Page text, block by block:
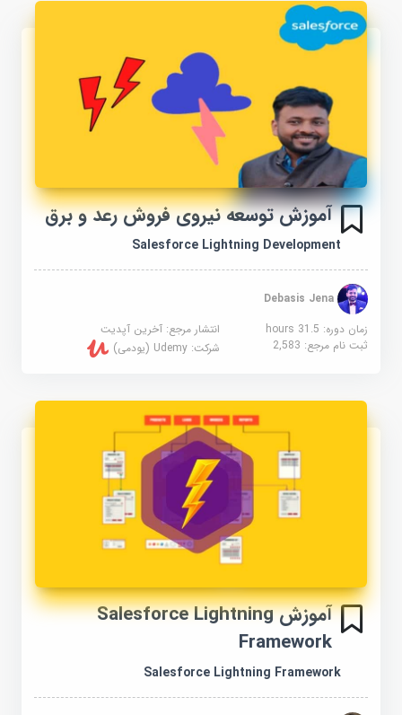
آموزش توسعه نیروی فروش رعد و برق
Salesforce Lightning Development
Debasis Jena
زمان دوره: 31.5 hours
انتشار مرجع:آخرین آپدیت
ثبت نام مرجع:2,583 شرکت:Udemy (یودمی)
آموزش Salesforce Lightning
Framework
Salesforce Lightning Framework